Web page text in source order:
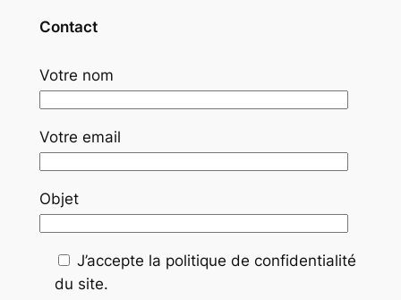
Contact
Votre nom
Votre email
Objet
J’accepte la politique de confidentialité
du site.